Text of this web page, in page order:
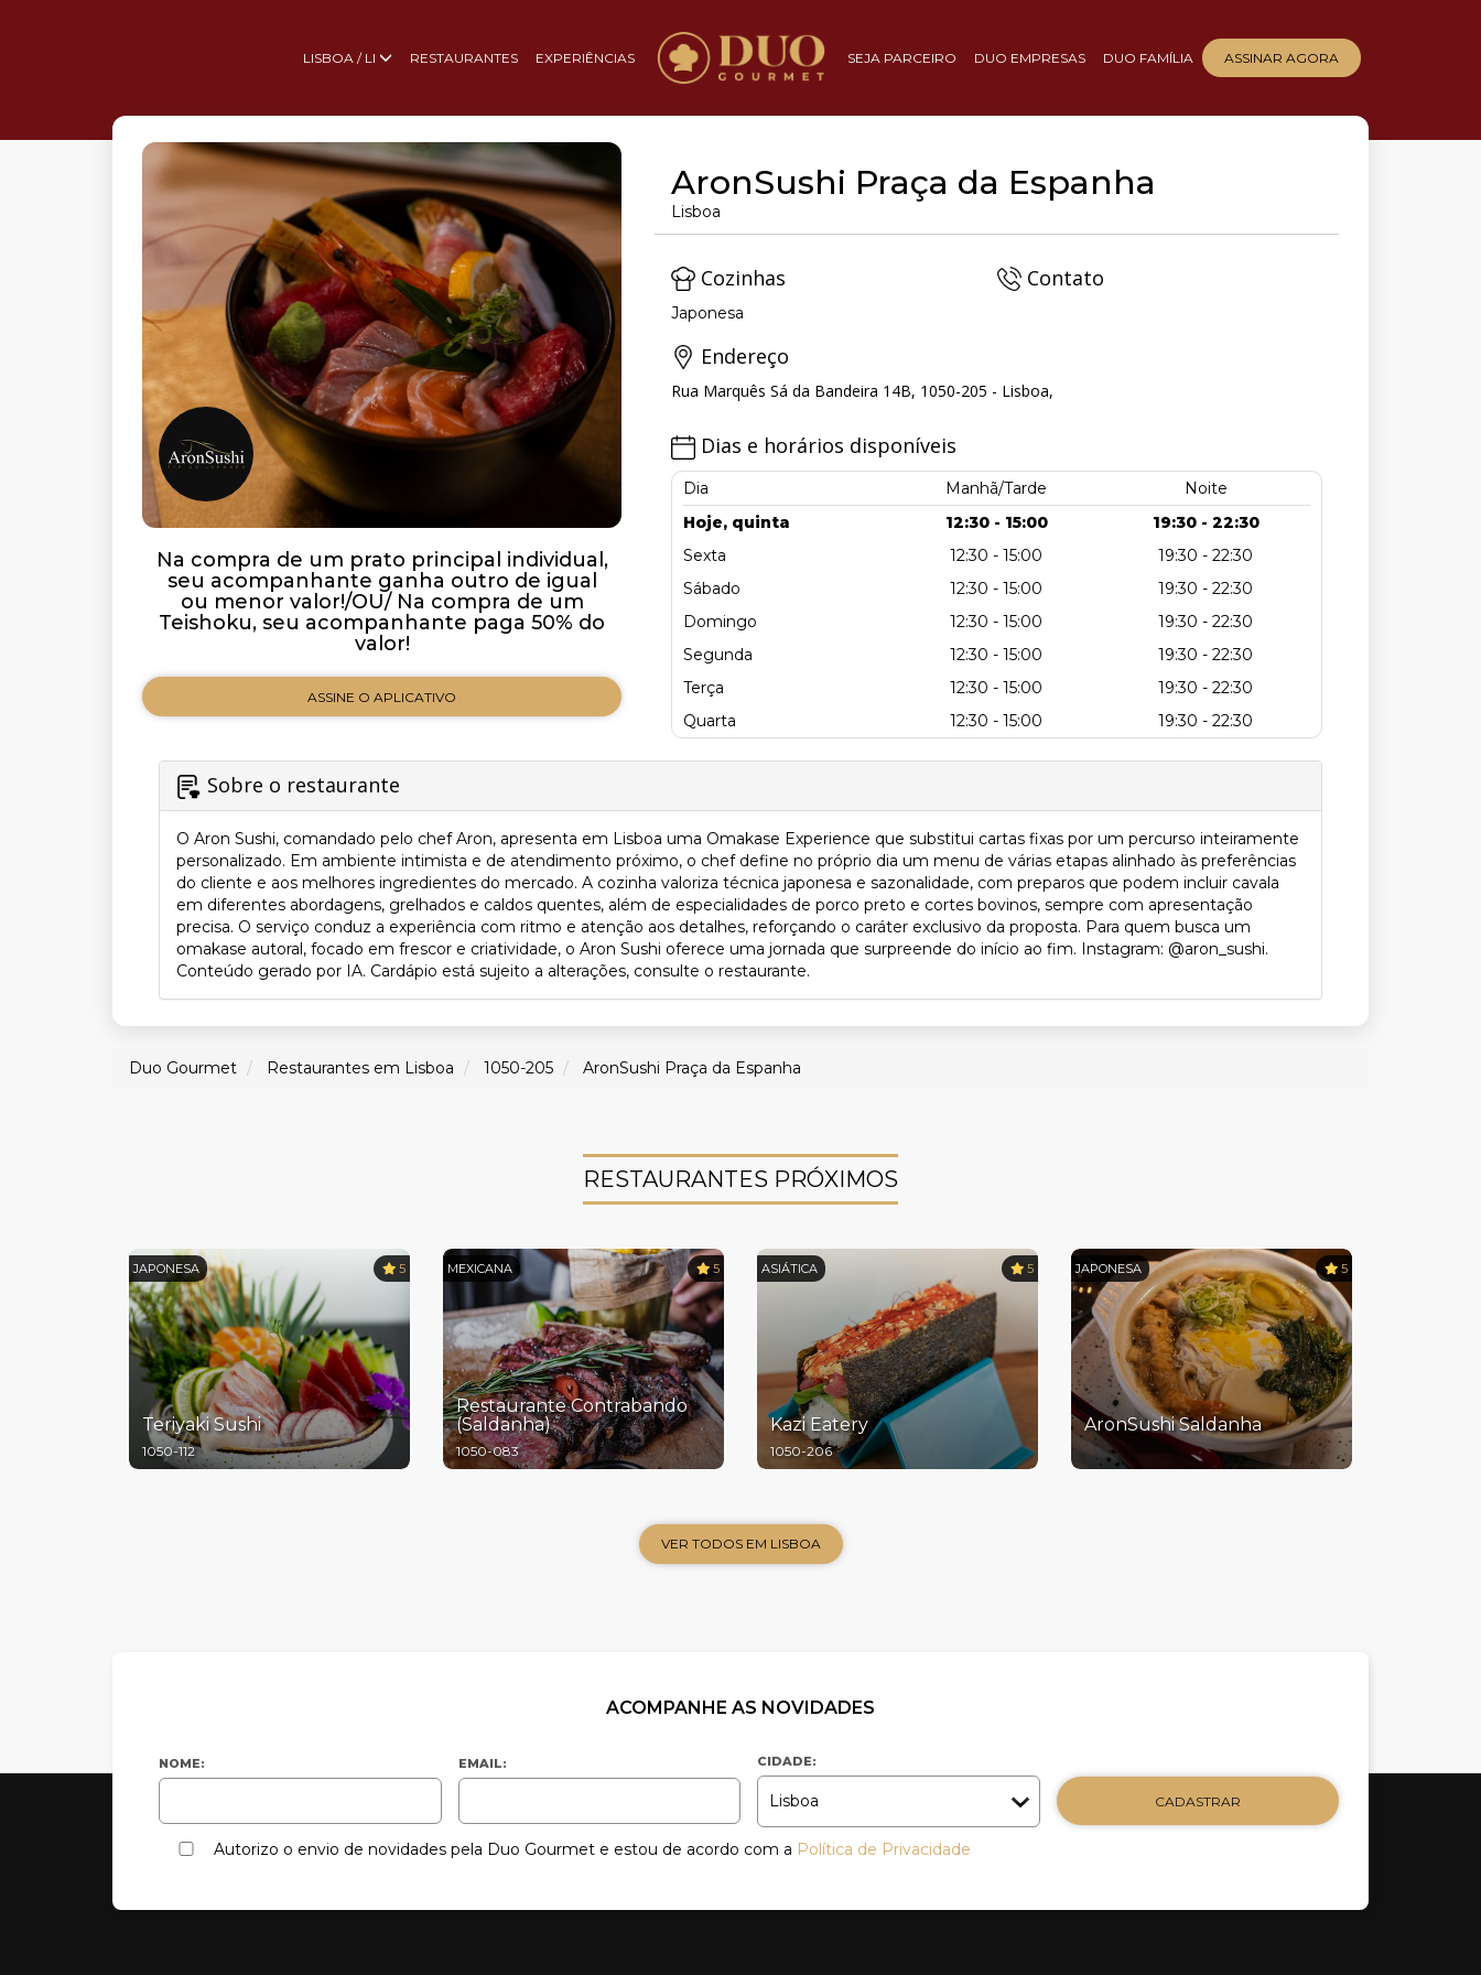
LISBOA / LI RESTAURANTES EXPERIÊNCIAS SEJA PARCEIRO DUO EMPRESAS DUO FAMÍLIA ASSINAR AGORA
Na compra de um prato principal individual,
seu acompanhante ganha outro de igual
ou menor valor!/OU/ Na compra de um
Teishoku, seu acompanhante paga 50% do
valor!
ASSINE O APLICATIVO
AronSushi Praça da Espanha
Lisboa
Cozinhas
Japonesa
Contato
Endereço
Rua Marquês Sá da Bandeira 14B, 1050-205 - Lisboa,
Dias e horários disponíveis
Dia Manhã/Tarde
Noite
Hoje, quinta
12:30 - 15:00
19:30 - 22:30
Sexta
12:30 - 15:00
19:30 - 22:30
Sábado
12:30 - 15:00
19:30 - 22:30
Domingo
12:30 - 15:00
19:30 - 22:30
Segunda
12:30 - 15:00
19:30 - 22:30
Terça
12:30 - 15:00
19:30 - 22:30
Quarta
12:30 - 15:00 19:30 - 22:30
Sobre o restaurante
O Aron Sushi, comandado pelo chef Aron, apresenta em Lisboa uma Omakase Experience que substitui cartas fixas por um percurso inteiramente
personalizado. Em ambiente intimista e de atendimento próximo, o chef define no próprio dia um menu de várias etapas alinhado às preferências
do cliente e aos melhores ingredientes do mercado. A cozinha valoriza técnica japonesa e sazonalidade, com preparos que podem incluir cavala
em diferentes abordagens, grelhados e caldos quentes, além de especialidades de porco preto e cortes bovinos, sempre com apresentação
precisa. O serviço conduz a experiência com ritmo e atenção aos detalhes, reforçando o caráter exclusivo da proposta. Para quem busca um
omakase autoral, focado em frescor e criatividade, o Aron Sushi oferece uma jornada que surpreende do início ao fim. Instagram: @aron_sushi.
Conteúdo gerado por IA. Cardápio está sujeito a alterações, consulte o restaurante.
Duo Gourmet Restaurantes em Lisboa 1050-205 AronSushi Praça da Espanha
RESTAURANTES PRÓXIMOS
JAPONESA 5
Teriyaki Sushi
1050-112
MEXICANA 5
Restaurante Contrabando
(Saldanha)
1050-083
ASIÁTICA 5
Kazi Eatery
1050-206
JAPONESA 5
AronSushi Saldanha
VER TODOS EM LISBOA
ACOMPANHE AS NOVIDADES
NOME: EMAIL: CIDADE:
CADASTRAR
Autorizo o envio de novidades pela Duo Gourmet e estou de acordo com a Política de Privacidade